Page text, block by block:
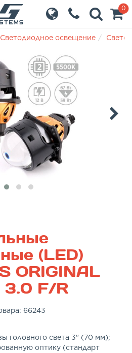
0
Светодиодное освещение
(LED)
ORIGINAL
F/R
66243
головного света 3" (70 мм);
оптику (стандарт